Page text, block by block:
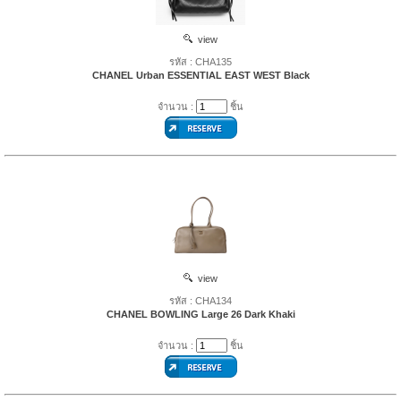
view
รหัส : CHA135
CHANEL Urban ESSENTIAL EAST WEST Black
จำนวน : ชิ้น
view
รหัส : CHA134
CHANEL BOWLING Large 26 Dark Khaki
จำนวน : ชิ้น